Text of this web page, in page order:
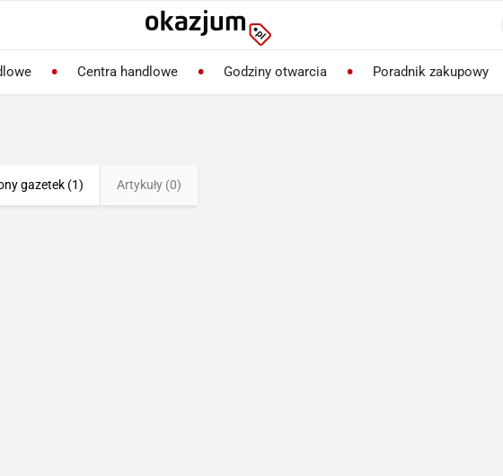
Centra handlowe Godziny otwarcia Poradnik zakupowy
gazetek (1) Artykuły (0)